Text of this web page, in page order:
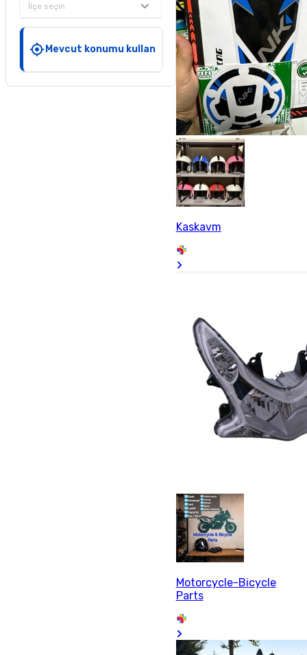
İlçe seçin
Mevcut konumu kullan
Kaskavm
Motorcycle-Bicycle
Parts